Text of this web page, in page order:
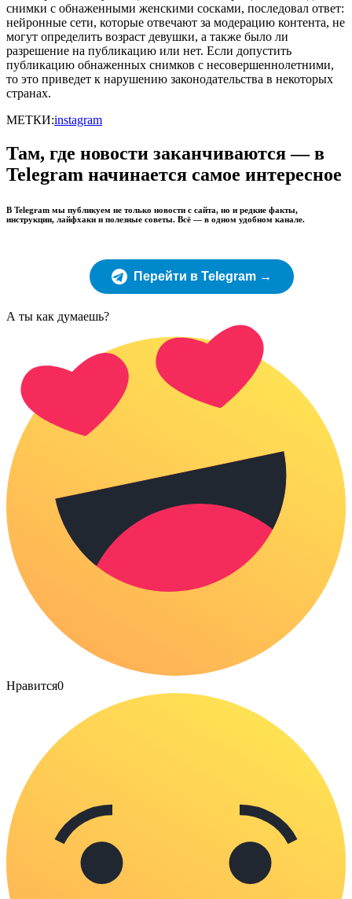
снимки с обнаженными женскими сосками, последовал ответ:
нейронные сети, которые отвечают за модерацию контента, не
могут определить возраст девушки, а также было ли
разрешение на публикацию или нет. Если допустить
публикацию обнаженных снимков с несовершеннолетними,
то это приведет к нарушению законодательства в некоторых
странах.
МЕТКИ:instagram
Там, где новости заканчиваются — в
Telegram начинается самое интересное
В Telegram мы публикуем не только новости с сайта, но и редкие факты,
инструкции, лайфхаки и полезные советы. Всё — в одном удобном канале.
Перейти в Telegram →
А ты как думаешь?
Нравится0